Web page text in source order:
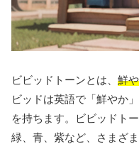
ビビッドトーンとは、 鮮
ビッドは英語で「鮮やか
を持ちます。ビビッドト
緑、青、紫など、さまざ